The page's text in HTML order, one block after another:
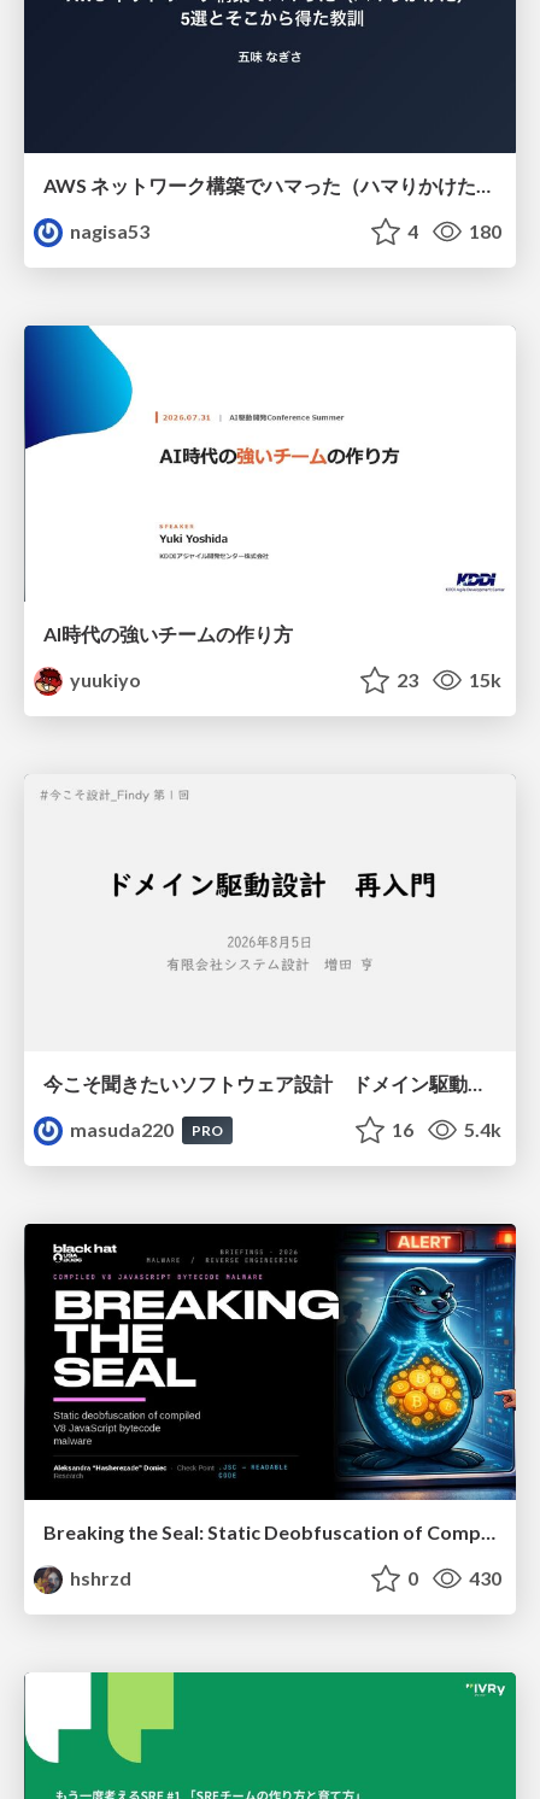
AWS ネットワーク構築でハマった（ハマりかけた） 5選とそこから得た教訓
nagisa53
4 180
AI時代の強いチームの作り方
yuukiyo
23 15k
masuda220
PRO 16 5.4k
Breaking the Seal: Static Deobfuscation of Compiled V8 JavaScript Bytecode Malware
hshrzd
0 430